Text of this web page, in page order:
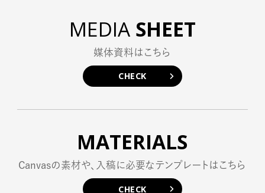
MEDIA SHEET
媒体資料はこちら
CHECK
MATERIALS
Canvasの素材や、入稿に必要なテンプレートはこちら
CHECK